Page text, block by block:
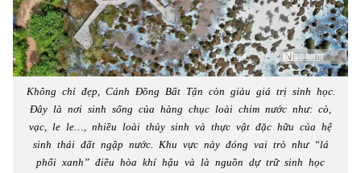
Không chỉ đẹp, Cánh Đồng Bất Tận còn giàu giá trị sinh học.
Đây là nơi sinh sống của hàng chục loài chim nước như: cò,
vạc, le le…, nhiều loài thủy sinh và thực vật đặc hữu của hệ
sinh thái đất ngập nước. Khu vực này đóng vai trò như “lá
phổi xanh” điều hòa khí hậu và là nguồn dự trữ sinh học